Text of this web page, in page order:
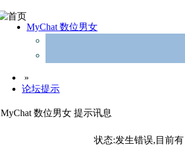
MyChat 数位男女
»
论坛提示
MyChat 数位男女 提示讯息
状态:发生错误,目前